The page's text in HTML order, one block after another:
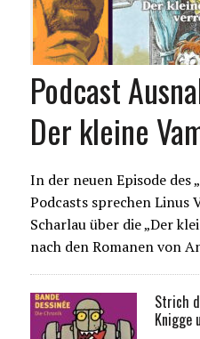
Podcast
Der kleine
In der neuen Episode des
Podcasts sprechen Linus
Scharlau über die „Der
nach den Romanen von
Strich
Knigge